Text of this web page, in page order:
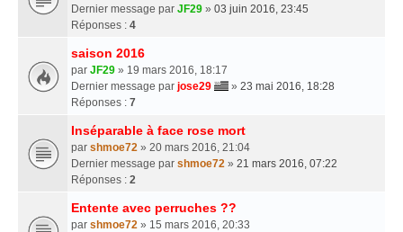
Dernier message par JF29 » 03 juin 2016, 23:45
Réponses : 4
saison 2016
par JF29 » 19 mars 2016, 18:17
Dernier message par jose29 » 23 mai 2016, 18:28
Réponses : 7
Inséparable à face rose mort
par shmoe72 » 20 mars 2016, 21:04
Dernier message par shmoe72 » 21 mars 2016, 07:22
Réponses : 2
Entente avec perruches ??
par shmoe72 » 15 mars 2016, 20:33